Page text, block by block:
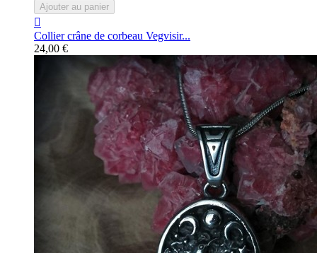
Ajouter au panier

Collier crâne de corbeau Vegvisir...
24,00 €